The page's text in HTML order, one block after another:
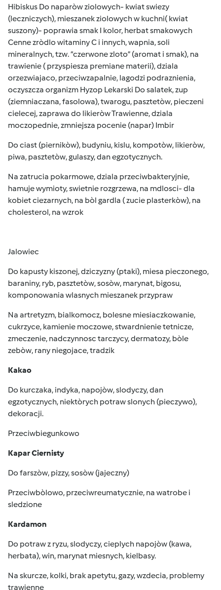
Hibiskus Do naparòw ziolowych- kwiat swiezy
(leczniczych), mieszanek ziolowych w kuchni( kwiat
suszony)- poprawia smak I kolor, herbat smakowych
Cenne zròdlo witaminy C i innych, wapnia, soli
mineralnych, tzw. “czerwone zloto” (aromat i smak), na
trawienie ( przyspiesza premiane materii), dziala
orzezwiajaco, przeciwzapalnie, lagodzi podraznienia,
oczyszcza organizm Hyzop Lekarski Do salatek, zup
(ziemniaczana, fasolowa), twarogu, pasztetòw, pieczeni
cielecej, zaprawa do likieròw Trawienne, dziala
moczopednie, zmniejsza pocenie (napar) Imbir
Do ciast (piernikòw), budyniu, kislu, kompotòw, likieròw,
piwa, pasztetòw, gulaszy, dan egzotycznych.
Na zatrucia pokarmowe, dziala przeciwbakteryjnie,
hamuje wymioty, swietnie rozgrzewa, na mdlosci- dla
kobiet ciezarnych, na bòl gardla ( zucie plasterkòw), na
cholesterol, na wzrok
Jalowiec
Do kapusty kiszonej, dziczyzny (ptaki), miesa pieczonego,
baraniny, ryb, pasztetòw, sosòw, marynat, bigosu,
komponowania wlasnych mieszanek przypraw
Na artretyzm, bialkomocz, bolesne miesiaczkowanie,
cukrzyce, kamienie moczowe, stwardnienie tetnicze,
zmeczenie, nadczynnosc tarczycy, dermatozy, bòle
zebòw, rany niegojace, tradzik
Kakao
Do kurczaka, indyka, napojòw, slodyczy, dan
egzotycznych, niektòrych potraw slonych (pieczywo),
dekoracji.
Przeciwbiegunkowo
Kapar Ciernisty
Do farszòw, pizzy, sosòw (jajeczny)
Przeciwbòlowo, przeciwreumatycznie, na watrobe i
sledzione
Kardamon
Do potraw z ryzu, slodyczy, cieplych napojòw (kawa,
herbata), win, marynat miesnych, kielbasy.
Na skurcze, kolki, brak apetytu, gazy, wzdecia, problemy
trawienne